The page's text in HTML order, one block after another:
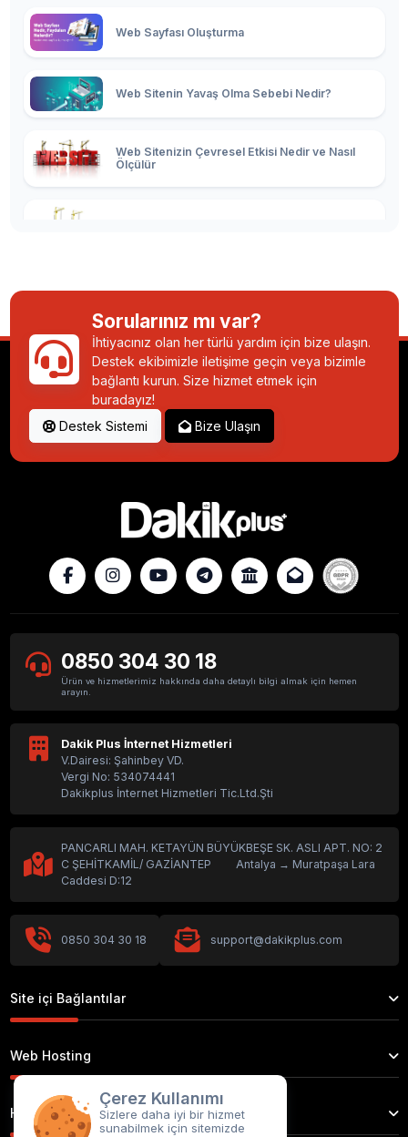
Web Sayfası Oluşturma
Web Sitenin Yavaş Olma Sebebi Nedir?
Web Sitenizin Çevresel Etkisi Nedir ve Nasıl
Ölçülür
Web Tasarımında Renk Seçimi
Hazır Site Oluşturma Adımları Nelerdir?
Kurumsal Web Tasarımın Faydaları
Uygun PHP Tasarımlar
Web Sayfası Oluşturma
Web Sitenin Yavaş Olma Sebebi Nedir?
Web Sitenizin Çevresel Etkisi Nedir ve Nasıl
Ölçülür
Websitesinin Gizlilik Politikasının Önemi
Web Site Yaptır
Sorularınız mı var?
İhtiyacınız olan her türlü yardım için bize ulaşın.
Destek ekibimizle iletişime geçin veya bizimle
bağlantı kurun. Size hizmet etmek için
buradayız!
Destek Sistemi
Bize Ulaşın
0850 304 30 18
Ürün ve hizmetlerimiz hakkında daha detaylı bilgi almak için hemen
arayın.
Dakik Plus İnternet Hizmetleri
V.Dairesi: Şahinbey VD.
Vergi No: 534074441
Dakikplus İnternet Hizmetleri Tic.Ltd.Şti
PANCARLI MAH. KETAYÜN BÜYÜKBEŞE SK. ASLI APT. NO: 2
C ŞEHİTKAMİL/ GAZİANTEP Antalya → Muratpaşa Lara
Caddesi D:12
0850 304 30 18 support@dakikplus.com
Site içi Bağlantılar
Web Hosting
Hizmetlerimiz
Çerez Kullanımı
Sizlere daha iyi bir hizmet
sunabilmek için sitemizde